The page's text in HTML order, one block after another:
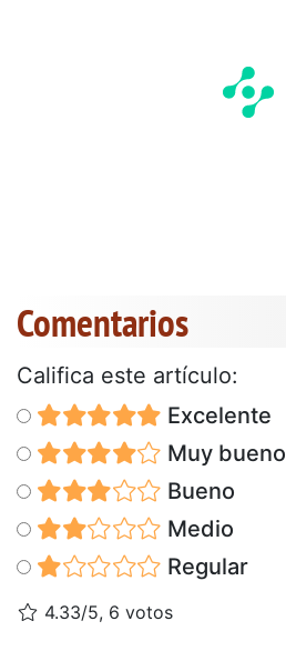
Comentarios
Califica este artículo:
Excelente
Muy bueno
Bueno
Medio
Regular
4.33/5, 6 votos